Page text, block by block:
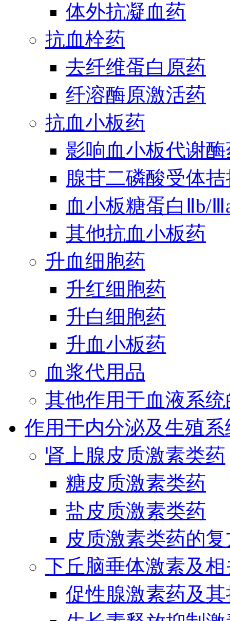
体外抗凝血药
抗血栓药
去纤维蛋白原药
纤溶酶原激活药
抗血小板药
影响血小板代谢
腺苷二磷酸受体
血小板糖蛋白Ⅱb/
其他抗血小板药
升血细胞药
升红细胞药
升白细胞药
升血小板药
血浆代用品
其他作用于血液系
作用于内分泌及生殖
肾上腺皮质激素类药
糖皮质激素类药
盐皮质激素类药
皮质激素类药的
下丘脑垂体激素及
促性腺激素药及